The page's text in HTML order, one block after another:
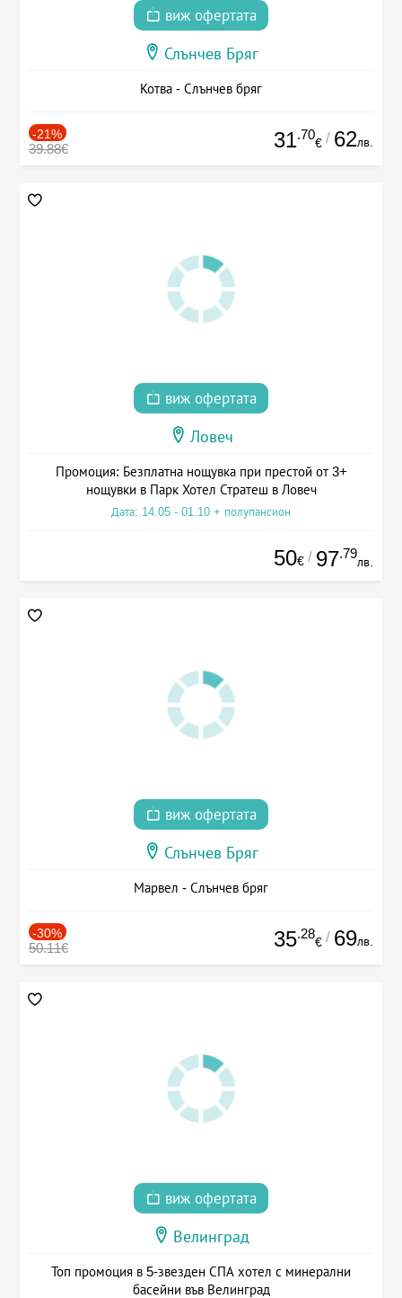
виж офертата
Слънчев Бряг
Котва - Слънчев бряг
-21%
39.88€ 31.70
€ / 62лв.
виж офертата
Ловеч
Промоция: Безплатна нощувка при престой от 3+
нощувки в Парк Хотел Стратеш в Ловеч
Дата: 14.05 - 01.10 + полупансион
50€ / 97.79
лв.
виж офертата
Слънчев Бряг
Марвел - Слънчев бряг
-30%
50.11€ 35.28
€ / 69лв.
виж офертата
Велинград
Топ промоция в 5-звезден СПА хотел с минерални
басейни във Велинград